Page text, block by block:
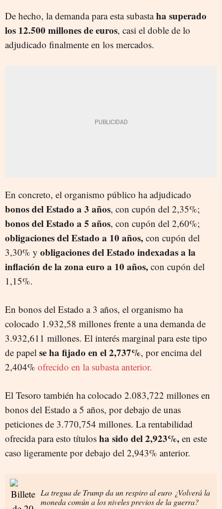
De hecho, la demanda para esta subastaha superado
los 12.500 millones de euros, casi el doble de lo
adjudicado finalmente en los mercados.
En concreto, el organismo público ha adjudicado
bonos del Estado a 3 años, con cupón del 2,35%;
bonos del Estado a 5 años, con cupón del 2,60%;
obligaciones del Estado a 10 años, con cupón del
3,30% y obligaciones del Estado indexadas a la
inflación de la zona euro a 10 años, con cupón del
1,15%.
En bonos del Estado a 3 años, el organismo ha
colocado 1.932,58 millones frente a una demanda de
3.932,611 millones. El interés marginal para este tipo
de papel se ha fijado en el 2,737%, por encima del
2,404% ofrecido en la subasta anterior.
El Tesoro también ha colocado 2.083,722 millones en
bonos del Estado a 5 años, por debajo de unas
peticiones de 3.770,754 millones. La rentabilidad
ofrecida para esto títulos ha sido del 2,923%, en este
caso ligeramente por debajo del 2,943% anterior.
La tregua de Trump da un respiro al euro ¿Volverá la
moneda común a los niveles previos de la guerra?